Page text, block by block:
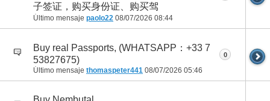
子签证，购买身份证、购买驾
Último mensaje paolo22 08/07/2026 08:44
Buy real Passports, (WHATSAPP：+33 7
53827675)
Último mensaje thomaspeter441 08/07/2026 05:46
0